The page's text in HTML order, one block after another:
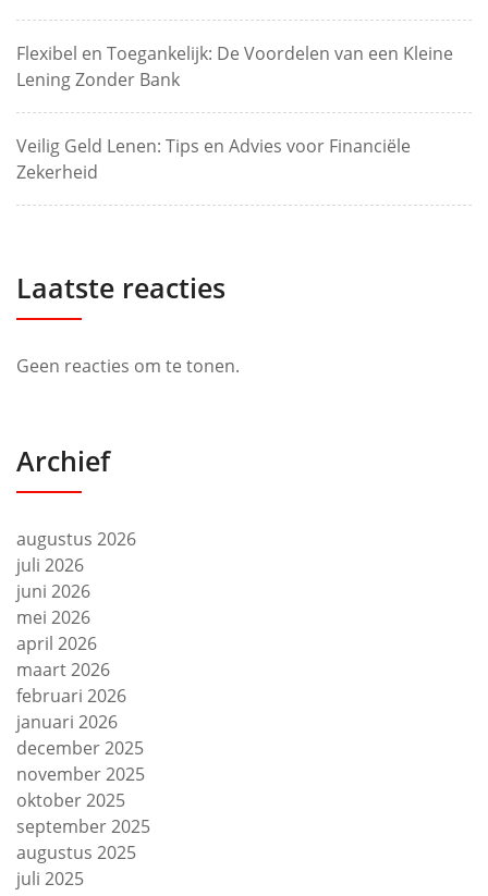
Flexibel en Toegankelijk: De Voordelen van een Kleine
Lening Zonder Bank
Veilig Geld Lenen: Tips en Advies voor Financiële
Zekerheid
Laatste reacties
Geen reacties om te tonen.
Archief
augustus 2026
juli 2026
juni 2026
mei 2026
april 2026
maart 2026
februari 2026
januari 2026
december 2025
november 2025
oktober 2025
september 2025
augustus 2025
juli 2025